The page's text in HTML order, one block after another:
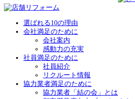
選ばれる10の理由
会社満足のために
会社案内
感動力の充実
社員満足のために
社員紹介
リクルート情報
協力業者満足のために
協力業者「結の会」とは